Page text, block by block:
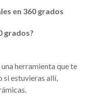
en 360 grados
grados?
herramienta que te
estuvieras allí,